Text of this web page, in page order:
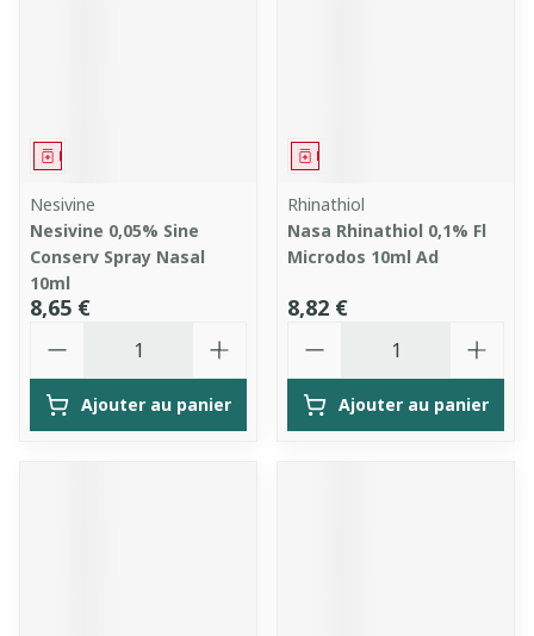
Médicament
Nesivine
Nesivine 0,05% Sine
Conserv Spray Nasal
10ml
8,65 €
Ajouter au panier
Médicament
Rhinathiol
Nasa Rhinathiol 0,1% Fl
Microdos 10ml Ad
8,82 €
Ajouter au panier